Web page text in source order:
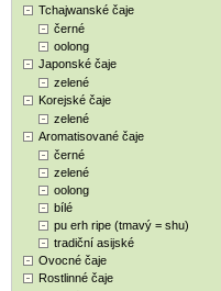
Tchajwanské čaje
černé
oolong
Japonské čaje
zelené
Korejské čaje
zelené
Aromatisované čaje
černé
zelené
oolong
bílé
pu erh ripe (tmavý = shu)
tradiční asijské
Ovocné čaje
Rostlinné čaje